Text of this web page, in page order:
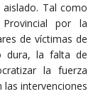
Tal como
por la
de víctimas de
dura, la falta de
la fuerza
intervenciones